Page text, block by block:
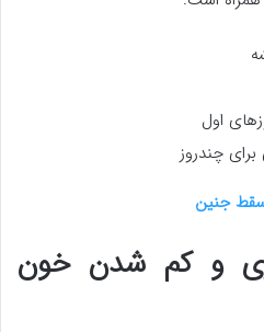
اول
چندروز
جنین
و کم شدن خون